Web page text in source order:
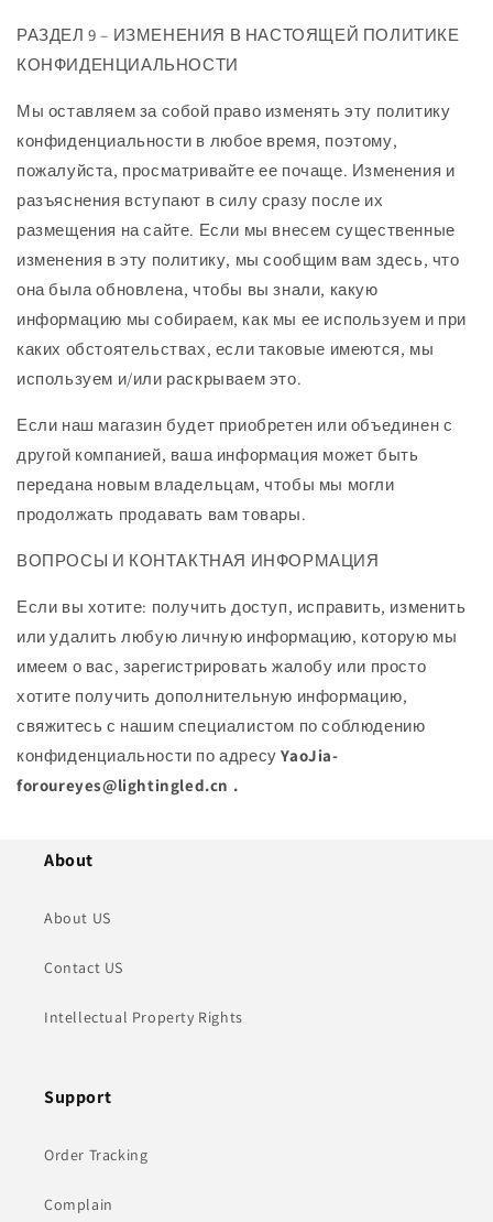
РАЗДЕЛ 9 – ИЗМЕНЕНИЯ В НАСТОЯЩЕЙ ПОЛИТИКЕ
КОНФИДЕНЦИАЛЬНОСТИ
Мы оставляем за собой право изменять эту политику
конфиденциальности в любое время, поэтому,
пожалуйста, просматривайте ее почаще. Изменения и
разъяснения вступают в силу сразу после их
размещения на сайте. Если мы внесем существенные
изменения в эту политику, мы сообщим вам здесь, что
она была обновлена, чтобы вы знали, какую
информацию мы собираем, как мы ее используем и при
каких обстоятельствах, если таковые имеются, мы
используем и/или раскрываем это.
Если наш магазин будет приобретен или объединен с
другой компанией, ваша информация может быть
передана новым владельцам, чтобы мы могли
продолжать продавать вам товары.
ВОПРОСЫ И КОНТАКТНАЯ ИНФОРМАЦИЯ
Если вы хотите: получить доступ, исправить, изменить
или удалить любую личную информацию, которую мы
имеем о вас, зарегистрировать жалобу или просто
хотите получить дополнительную информацию,
свяжитесь с нашим специалистом по соблюдению
конфиденциальности по адресуYaoJia-
foroureyes@lightingled.cn .
About
About US
Contact US
Intellectual Property Rights
Support
Order Tracking
Complain